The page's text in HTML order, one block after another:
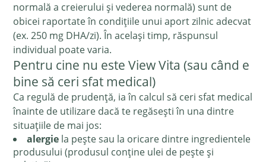
normală a creierului și vederea normală) sunt de
obicei raportate în condițiile unui aport zilnic adecvat
(ex. 250 mg DHA/zi). În același timp, răspunsul
individual poate varia.
Pentru cine nu este View Vita (sau când e
bine să ceri sfat medical)
Ca regulă de prudență, ia în calcul să ceri sfat medical
înainte de utilizare dacă te regăsești în una dintre
situațiile de mai jos:
alergie la pește sau la oricare dintre ingredientele
produsului (produsul conține ulei de pește și